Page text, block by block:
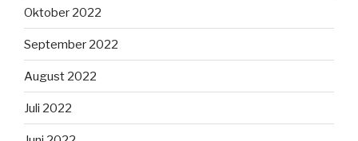
Oktober 2022
September 2022
August 2022
Juli 2022